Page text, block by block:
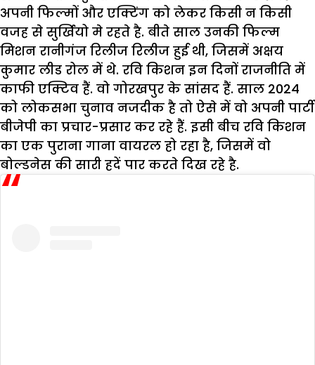
अपनी फिल्मों और एक्टिंग को लेकर किसी न किसी
वजह से सुर्खियो मे रहते है. बीते साल उनकी फिल्म
मिशन रानीगंज रिलीज रिलीज हुई थी, जिसमें अक्षय
कुमार लीड रोल में थे. रवि किशन इन दिनों राजनीति में
काफी एक्टिव हैं. वो गोरखपुर के सांसद हैं. साल 2024
को लोकसभा चुनाव नजदीक है तो ऐसे में वो अपनी पार्टी
बीजेपी का प्रचार-प्रसार कर रहे हैं. इसी बीच रवि किशन
का एक पुराना गाना वायरल हो रहा है, जिसमें वो
बोल्डनेस की सारी हदें पार करते दिख रहे है.